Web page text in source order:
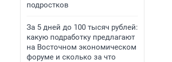
подростков
За 5 дней до 100 тысяч рублей:
какую подработку предлагают
на Восточном экономическом
форуме и сколько за что